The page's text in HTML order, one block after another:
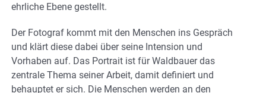
ehrliche Ebene gestellt.
Der Fotograf kommt mit den Menschen ins Gespräch
und klärt diese dabei über seine Intension und
Vorhaben auf. Das Portrait ist für Waldbauer das
zentrale Thema seiner Arbeit, damit definiert und
behauptet er sich. Die Menschen werden an den